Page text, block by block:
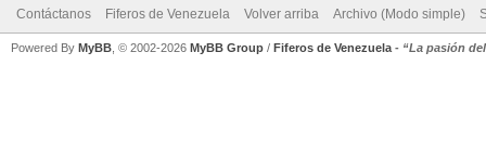
Contáctanos Fiferos de Venezuela Volver arriba Archivo (Modo simple)
Powered By MyBB , © 2002-2026 MyBB Group / Fiferos de Venezuela - “La pasión